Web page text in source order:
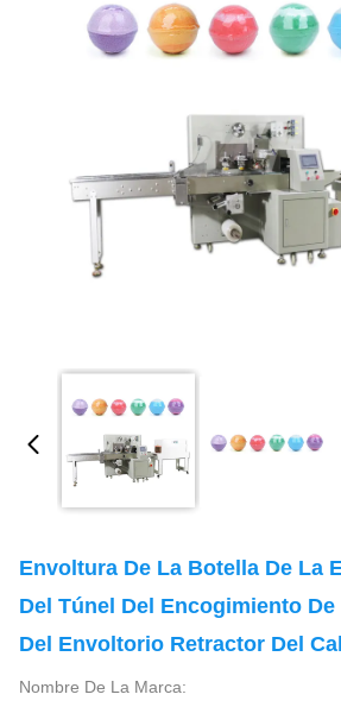
Envoltura De La Botella De La
Del Túnel Del Encogimiento
Del Envoltorio Retractor Del
Nombre De La Marca: